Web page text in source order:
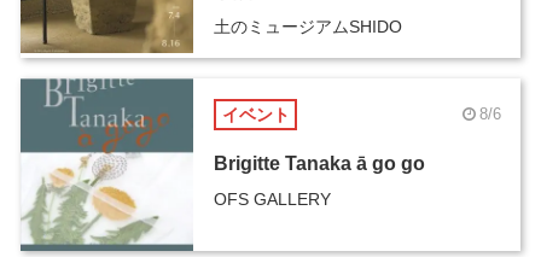
土のミュージアムSHIDO
イベント 8/6
Brigitte Tanaka ā go go
OFS GALLERY